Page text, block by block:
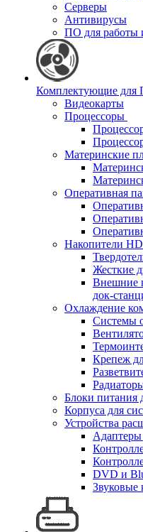
Серверы
Антивирусы
ПО для работы
Комплектующие для
Видеокарты
Процессоры
Материнские
Оперативная
Накопители
Жесткие
Внешние
док-
Охлаждение
Системы
Крепеж
Блоки питания
Корпуса для
Устройства
Адаптеры
DVD и
Звуковые